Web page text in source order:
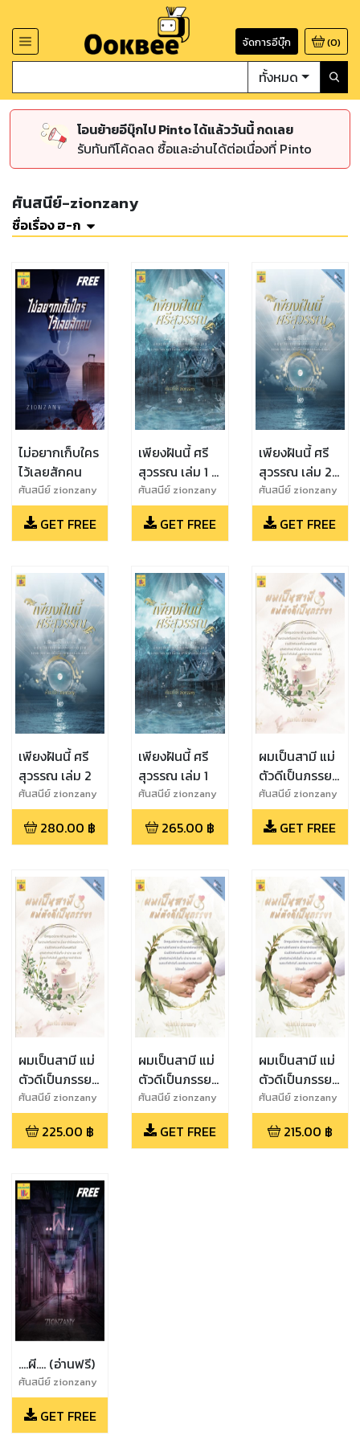
จัดการอีบุ๊ก (0)
ทั้งหมด
โอนย้ายอีบุ๊กไป Pinto ได้แล้ววันนี้ กดเลย
รับทันทีโค้ดลด ซื้อและอ่านได้ต่อเนื่องที่ Pinto
ศันสนีย์-zionzany
ชื่อเรื่อง ฮ-ก
ไม่อยากเก็บใคร
ไว้เลยสักคน
ศันสนีย์ zionzany
GET FREE
เพียงฝันนี้ ศรี
สุวรรณ เล่ม 1 (
ทดลองอ่านฟรี )
ศันสนีย์ zionzany
GET FREE
เพียงฝันนี้ ศรี
สุวรรณ เล่ม 2 (
ทดลองอ่านฟรี )
ศันสนีย์ zionzany
GET FREE
เพียงฝันนี้ ศรี
สุวรรณ เล่ม 2
ศันสนีย์ zionzany
280.00 ฿
เพียงฝันนี้ ศรี
สุวรรณ เล่ม 1
ศันสนีย์ zionzany
265.00 ฿
ผมเป็นสามี แม่
ตัวดีเป็นภรรยา
เล่ม 2 (ทดลอง
อ่านฟรี)
ศันสนีย์ zionzany
GET FREE
ผมเป็นสามี แม่
ตัวดีเป็นภรรยา
เล่ม 2
ศันสนีย์ zionzany
225.00 ฿
ผมเป็นสามี แม่
ตัวดีเป็นภรรยา
เล่ม 1 (ทดลอง
อ่านฟรี)
ศันสนีย์ zionzany
GET FREE
ผมเป็นสามี แม่
ตัวดีเป็นภรรยา
เล่ม 1
ศันสนีย์ zionzany
215.00 ฿
....ผี.... (อ่านฟรี)
ศันสนีย์ zionzany
GET FREE